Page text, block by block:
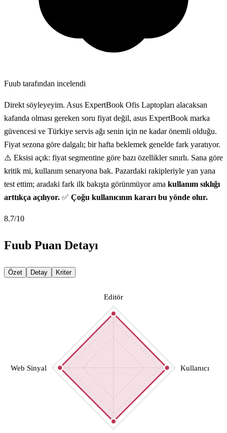
Fuub tarafından incelendi
Direkt söyleyeyim. Asus ExpertBook Ofis Laptopları alacaksan
kafanda olması gereken soru fiyat değil, asus ExpertBook marka
güvencesi ve Türkiye servis ağı senin için ne kadar önemli olduğu.
Fiyat sezona göre dalgalı; bir hafta beklemek genelde fark yaratıyor.
⚠️ Eksisi açık: fiyat segmentine göre bazı özellikler sınırlı. Sana göre
kritik mi, kullanım senaryona bak. Pazardaki rakipleriyle yan yana
test ettim; aradaki fark ilk bakışta görünmüyor ama kullanım sıklığı
arttıkça açılıyor. ✅ Çoğu kullanıcının kararı bu yönde olur.
8.7/10
Fuub Puan Detayı
Özet Detay Kriter
Editör
Kullanıcı
Web Sinyal